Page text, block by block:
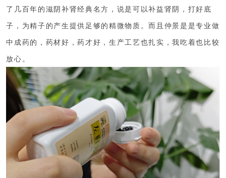
了几百年的滋阴补肾经典名方，说是可以补益肾阴，打好底
子，为精子的产生提供足够的精微物质。而且 仲景是是专业做
中成药的，药材好，药才好，生产工艺也扎实，我吃着也比较
放心。